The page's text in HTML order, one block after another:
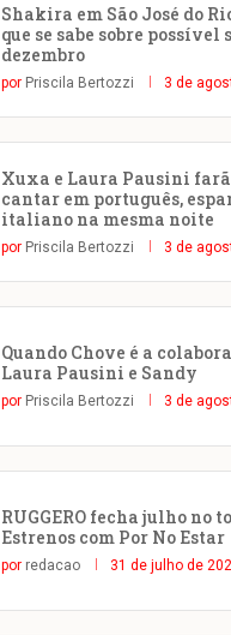
Shakira em São José do
que se sabe sobre possível
dezembro
por Priscila Bertozzi 3 de
Xuxa e Laura Pausini
cantar em português,
italiano na mesma noite
por Priscila Bertozzi 3 de
Quando Chove é a
Laura Pausini e Sandy
por Priscila Bertozzi 3 de
RUGGERO fecha julho no
Estrenos com Por No Estar
por redacao 31 de julho de